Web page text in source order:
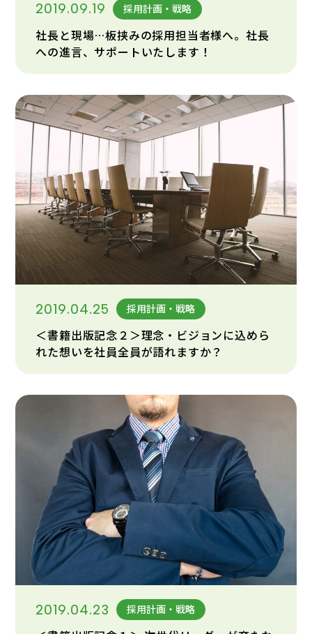
2019.09.19 採用計画・戦略
社長と現場…板挟みの採用担当者様へ。社長
への進言、サポートいたします！
2019.04.25 採用計画・戦略
＜書籍出版記念２＞理念・ビジョンに込めら
れた想いを社員全員が語れますか？
2019.04.23 採用計画・戦略